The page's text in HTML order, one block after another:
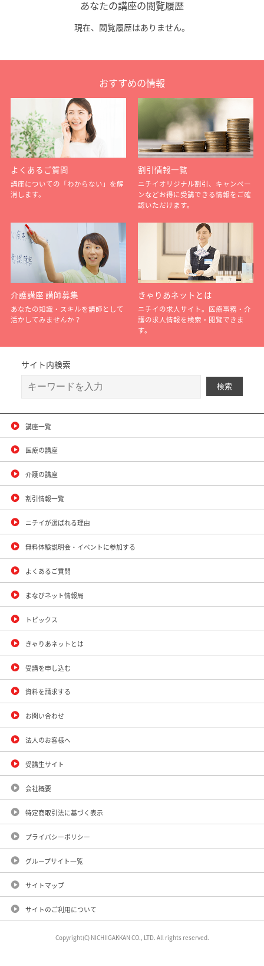
あなたの講座の閲覧履歴
現在、閲覧履歴はありません。
おすすめの情報
よくあるご質問
講座についての「わからない」を解
消します。
割引情報一覧
ニチイオリジナル割引、キャンペー
ンなどお得に受講できる情報をご確
認いただけます。
介護講座 講師募集
あなたの知識・スキルを講師として
活かしてみませんか？
きゃりあネットとは
ニチイの求人サイト。医療事務・介
護の求人情報を検索・閲覧できま
す。
サイト内検索
講座一覧
医療の講座
介護の講座
割引情報一覧
ニチイが選ばれる理由
無料体験説明会・イベントに参加する
よくあるご質問
まなびネット情報局
トピックス
きゃりあネットとは
受講を申し込む
資料を請求する
お問い合わせ
法人のお客様へ
受講生サイト
会社概要
特定商取引法に基づく表示
プライバシーポリシー
グループサイト一覧
サイトマップ
サイトのご利用について
Copyright(C) NICHIIGAKKAN CO., LTD. All rights reserved.